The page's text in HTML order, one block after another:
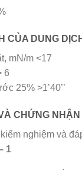
CỦA DUNG
mN/m <17
6
25% >1’40’’
CHỨNG NHẬN
nghiệm và
1